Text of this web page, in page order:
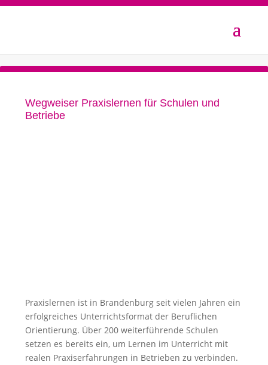
Wegweiser Praxislernen für Schulen und
Betriebe
Praxislernen ist in Brandenburg seit vielen Jahren ein
erfolgreiches Unterrichtsformat der Beruflichen
Orientierung. Über 200 weiterführende Schulen
setzen es bereits ein, um Lernen im Unterricht mit
realen Praxiserfahrungen in Betrieben zu verbinden.